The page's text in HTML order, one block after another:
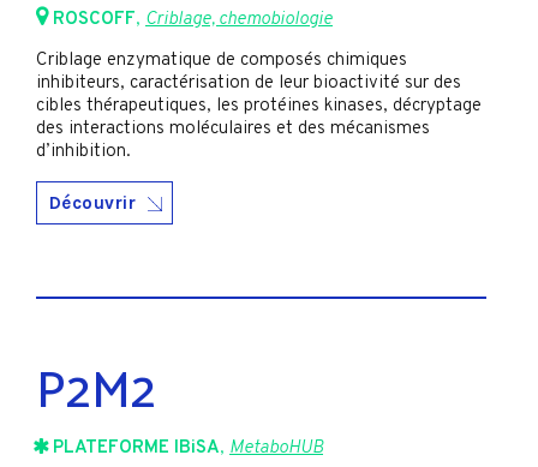
ROSCOFF, Criblage, chemobiologie
Criblage enzymatique de composés chimiques
inhibiteurs, caractérisation de leur bioactivité sur des
cibles thérapeutiques, les protéines kinases, décryptage
des interactions moléculaires et des mécanismes
d’inhibition.
Découvrir
P2M2
PLATEFORME IBiSA, MetaboHUB